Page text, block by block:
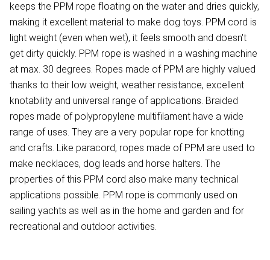
keeps the PPM rope floating on the water and dries quickly,
making it excellent material to make dog toys. PPM cord is
light weight (even when wet), it feels smooth and doesn't
get dirty quickly. PPM rope is washed in a washing machine
at max. 30 degrees. Ropes made of PPM are highly valued
thanks to their low weight, weather resistance, excellent
knotability and universal range of applications. Braided
ropes made of polypropylene multifilament have a wide
range of uses. They are a very popular rope for knotting
and crafts. Like paracord, ropes made of PPM are used to
make necklaces, dog leads and horse halters. The
properties of this PPM cord also make many technical
applications possible. PPM rope is commonly used on
sailing yachts as well as in the home and garden and for
recreational and outdoor activities.